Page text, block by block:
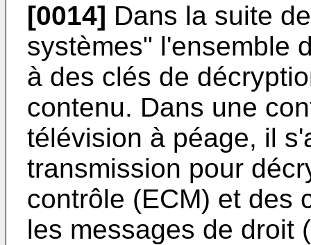
[0014] Dans la suite
systèmes" l'ensemble
à des clés de
contenu. Dans une
télévision à péage, il
transmission pour
contrôle (ECM) et des
les messages de droit